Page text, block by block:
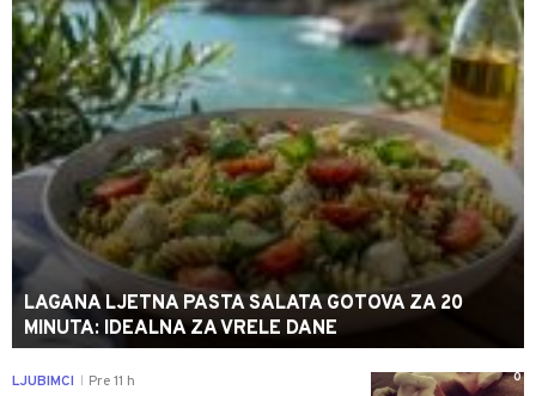
LAGANA LJETNA PASTA SALATA GOTOVA ZA 20
MINUTA: IDEALNA ZA VRELE DANE
0
LJUBIMCI Pre 11 h